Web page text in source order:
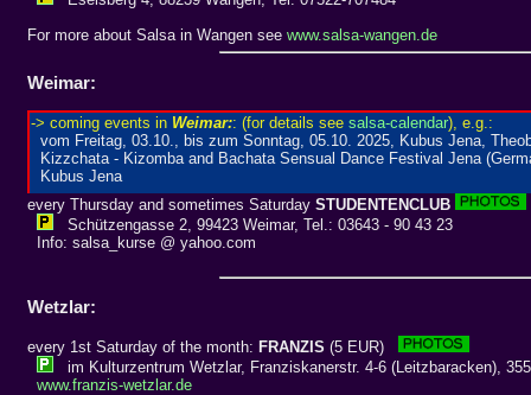
For more about Salsa in Wangen see www.salsa-wangen.de
Weimar:
every Thursday and sometimes Saturday STUDENTENCLUB
Schützengasse 2, 99423 Weimar, Tel.: 03643 - 90 43 23
Info: salsa_kurse @ yahoo.com
Wetzlar:
every 1st Saturday of the month: FRANZIS (5 EUR)
im Kulturzentrum Wetzlar, Franziskanerstr. 4-6 (Leitzbaracken),
www.franzis-wetzlar.de